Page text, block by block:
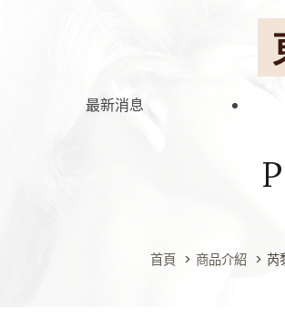
最新消息
首頁 商品介紹 芮